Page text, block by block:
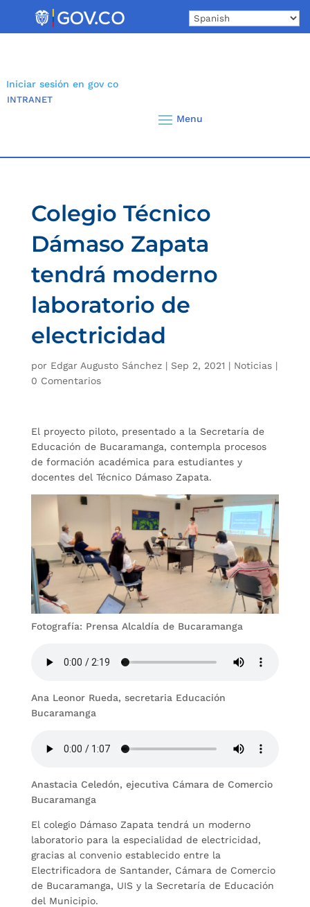
Iniciar sesión en gov co
INTRANET
Colegio Técnico
Dámaso Zapata
tendrá moderno
laboratorio de
electricidad
por Edgar Augusto Sánchez| Sep 2, 2021 | Noticias|
0 Comentarios
El proyecto piloto, presentado a la Secretaría de
Educación de Bucaramanga, contempla procesos
de formación académica para estudiantes y
docentes del Técnico Dámaso Zapata.
Fotografía: Prensa Alcaldía de Bucaramanga
Ana Leonor Rueda, secretaria Educación
Bucaramanga
Anastacia Celedón, ejecutiva Cámara de Comercio
Bucaramanga
El colegio Dámaso Zapata tendrá un moderno
laboratorio para la especialidad de electricidad,
gracias al convenio establecido entre la
Electrificadora de Santander, Cámara de Comercio
de Bucaramanga, UIS y la Secretaría de Educación
del Municipio.